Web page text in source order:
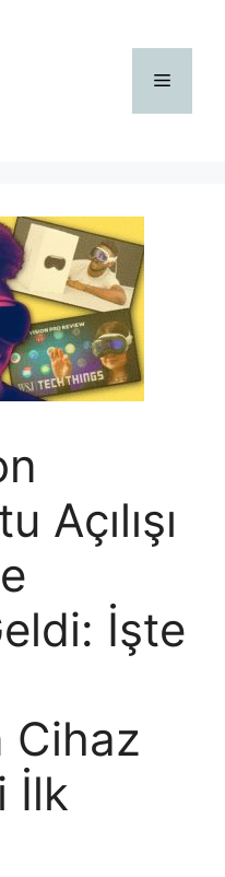
Menü
Açılışı
İşte
Cihaz
İlk